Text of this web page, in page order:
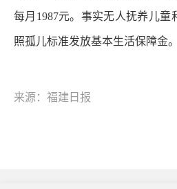
每月1987元。事实无人抚养儿童
照孤儿标准发放基本生活保障金
来源：福建日报